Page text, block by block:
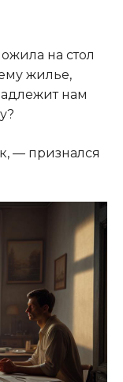
на стол
жилье,
нам
— признался